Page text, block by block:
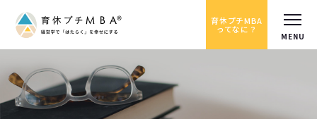
育休プチMBA
ってなに？